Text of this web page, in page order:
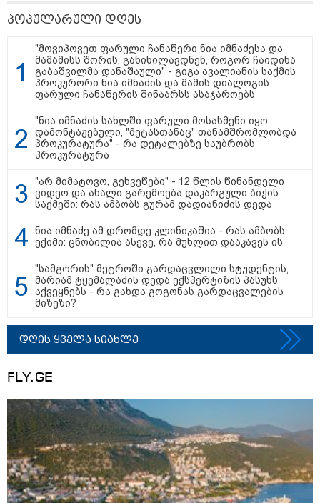
"გამარჯვება" ვინც იზეიმეთ,
ისტორიული კატასტროფა და
რაც რუსმა ჯარით ვერ აიღო,
შიდა ღალატით გაინაღდა" -
მიხეილ სააკაშვილი
14:20 / 07-08-2026
აზრს და არ არის ეს კარგი,
თუმცა თუ რაიმეში არ მეპარება
ეჭვი, გიორგი ბარამიძის
პატრიოტიზმია" - ნიკა გვარამია
13:42 / 07-08-2026
"საქართველო მშვიდი ქვეყანაა,
და ყველას შეუძლია ჩამოვიდეს,
არავინ შეზღუდული არაა" - კახა
- რუსს, ყაზახს, უკრაინელს,
კატეგორიის ყველა სიახლე
პოპულარული დღეს
"მოვიპოვეთ ფარული ჩანაწერი ნია იმნაძესა და
მამამისს შორის, განიხილავდნენ, როგორ ჩაიდინა
გაბაშვილმა დანაშაული" - გიგა ავალიანის საქმის
პროკურორი ნია იმნაძის და მამის დიალოგის
ფარული ჩანაწერის შინაარსს ასაჯაროებს
"ნია იმნაძის სახლში ფარული მოსასმენი იყო
დამონტაჟებული, "მეტასთანაც" თანამშრომლობდა
პროკურატურა" - რა დეტალებზე საუბრობს
პროკურატურა
"არ მიმატოვო, გეხვეწები" - 12 წლის წინანდელი
ვიდეო და ახალი გარემოება დაკარგული ბიჭის
საქმეში: რას ამბობს გურამ დადიანიძის დედა
ნია იმნაძე ამ დრომდე კლინიკაშია - რას ამბობს
ექიმი: ცნობილია ასევე, რა მუხლით დააკავეს ის
"სამგორის" მეტროში გარდაცვლილი სტუდენტის,
მარიამ ტყემალაძის დედა ექსპერტიზის პასუხს
აქვეყნებს - რა გახდა გოგონას გარდაცვალების
მიზეზი?
დღის ყველა სიახლე
FLY.GE